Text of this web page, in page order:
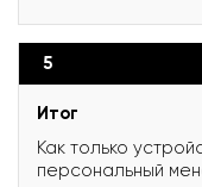
5
Итог
Как только
персональный